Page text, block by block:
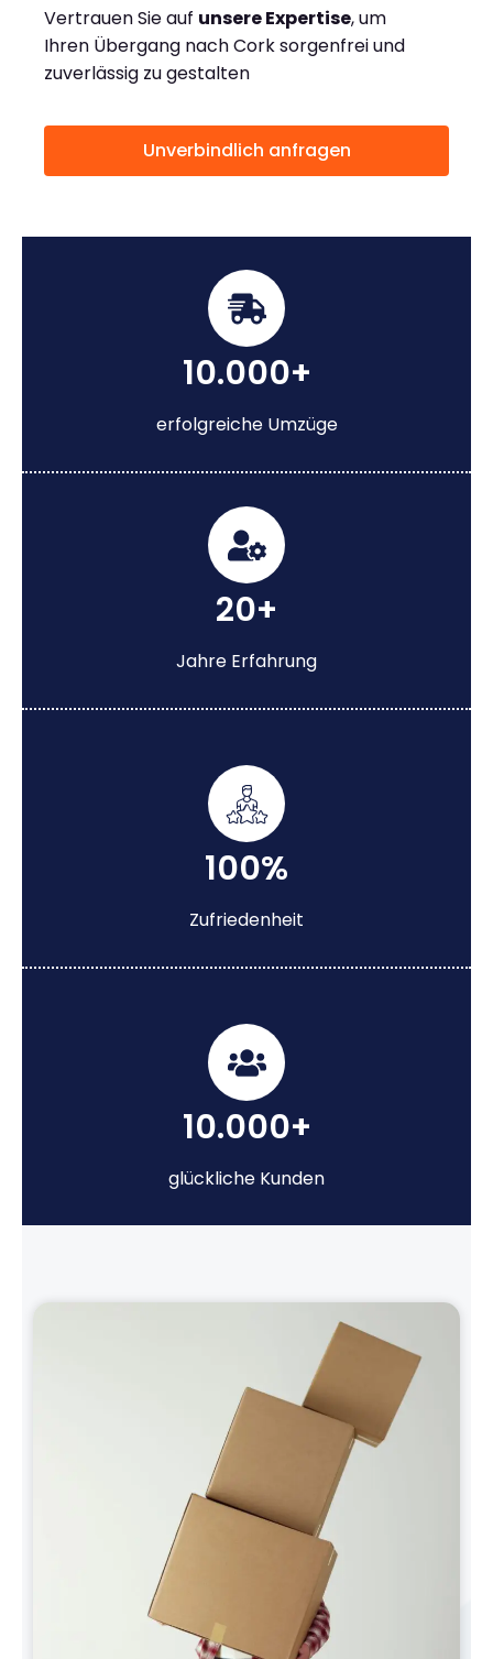
Vertrauen Sie auf unsere Expertise, um
Ihren Übergang nach Cork sorgenfrei und
zuverlässig zu gestalten
Unverbindlich anfragen
10.000+
erfolgreiche Umzüge
20+
Jahre Erfahrung
100%
Zufriedenheit
10.000+
glückliche Kunden